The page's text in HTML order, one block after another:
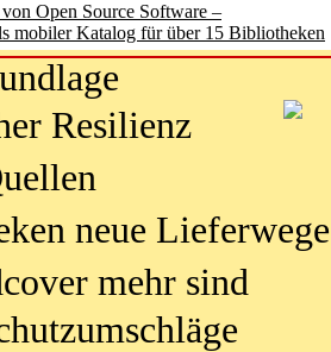
Open Source Software –
mobiler Katalog für über 15 Bibliotheken
Resilienz
neue Lieferwege
mehr sind